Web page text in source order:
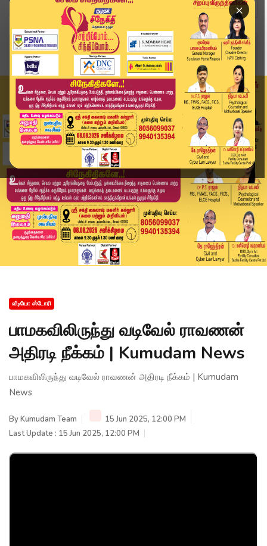
×
Home
வீடியோ ஸ்டோரி
பாமகவிலிருந்து வடிவேல் ராவணன் அதிரடி நீக்கம் | ...
வீடியோ ஸ்டோரி
பாமகவிலிருந்து வடிவேல் ராவணன்
அதிரடி நீக்கம் | Kumudam News
பாமகவிலிருந்து வடிவேல் ராவணன் அதிரடி நீக்கம் | Kumudam
News
ByKumudam Team
15 Jun 2025, 12:00 PM
Last Update : 15 Jun 2025, 12:00 PM